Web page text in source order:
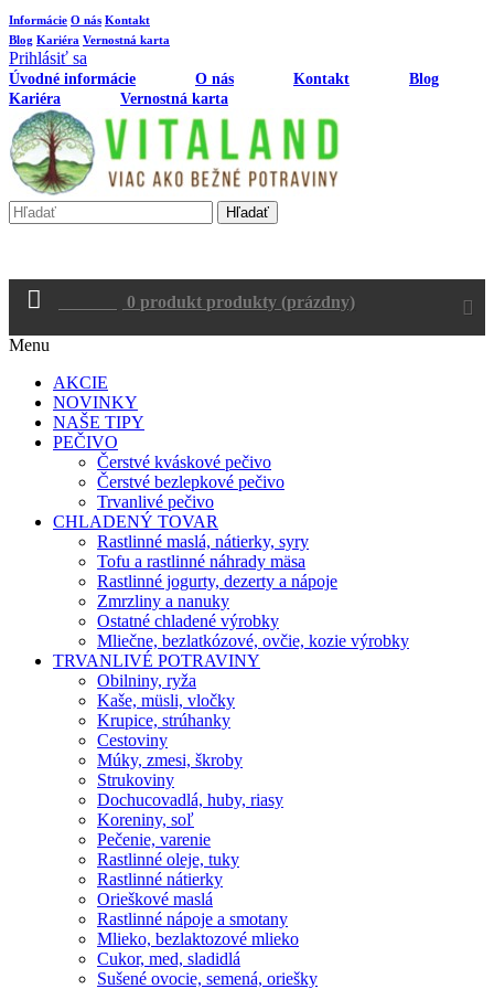
Informácie O nás Kontakt
Blog Kariéra Vernostná karta
Prihlásiť sa
Úvodné informácie O nás Kontakt
Blog
Kariéra
Vernostná karta
Hľadať
0 produkt produkty (prázdny)
Menu
AKCIE
NOVINKY
NAŠE TIPY
PEČIVO
Čerstvé kváskové pečivo
Čerstvé bezlepkové pečivo
Trvanlivé pečivo
CHLADENÝ TOVAR
Rastlinné maslá, nátierky, syry
Tofu a rastlinné náhrady mäsa
Rastlinné jogurty, dezerty a nápoje
Zmrzliny a nanuky
Ostatné chladené výrobky
Mliečne, bezlatkózové, ovčie, kozie výrobky
TRVANLIVÉ POTRAVINY
Obilniny, ryža
Kaše, müsli, vločky
Krupice, strúhanky
Cestoviny
Múky, zmesi, škroby
Strukoviny
Dochucovadlá, huby, riasy
Koreniny, soľ
Pečenie, varenie
Rastlinné oleje, tuky
Rastlinné nátierky
Orieškové maslá
Rastlinné nápoje a smotany
Mlieko, bezlaktozové mlieko
Cukor, med, sladidlá
Sušené ovocie, semená, oriešky